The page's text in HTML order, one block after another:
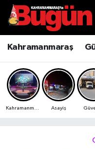
Kahramanmaraş
Asayiş
Kahramanmaraş
Kahramanmaraş
Bilim ve Teknoloji
Çevre
Kahramanmaraş
Kahramanmaraş
Kahramanmaraş
Kahramanmaraş
Süper Lig Puan